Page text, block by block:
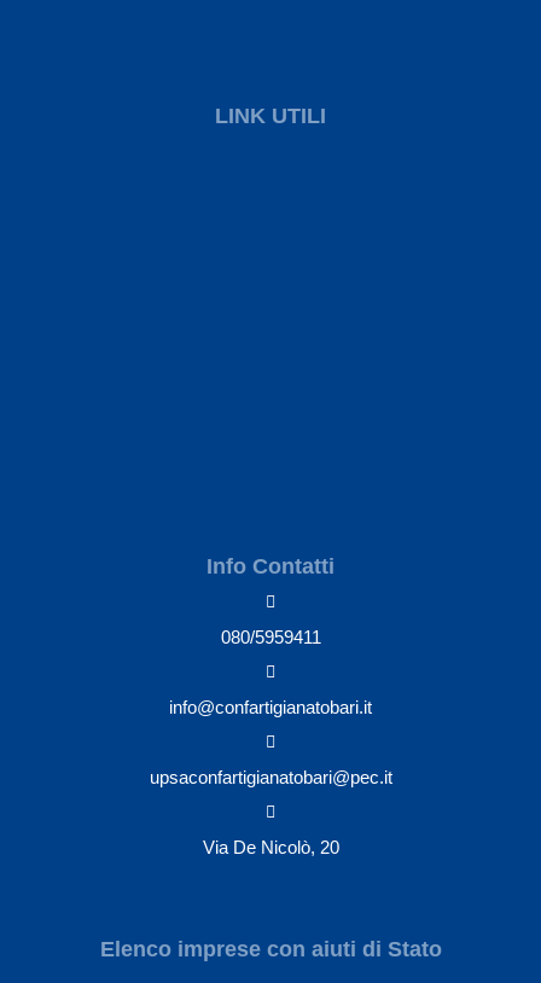
LINK UTILI
Info Contatti
080/5959411
info@confartigianatobari.it
upsaconfartigianatobari@pec.it
Via De Nicolò, 20
Elenco imprese con aiuti di Stato